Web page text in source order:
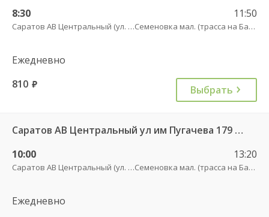
8:30
Саратов АВ Центральный (ул. им. Пугачева, 179 А)
11:50
Семеновка мал. (трасса на Балашов)
Ежедневно
810 руб. Выбрать
Саратов АВ Центральный ул им Пугачева 179 А — Балашов (Привокзальная площадь 7) 603-1
10:00
Саратов АВ Центральный (ул. им. Пугачева, 179 А)
13:20
Семеновка мал. (трасса на Балашов)
Ежедневно